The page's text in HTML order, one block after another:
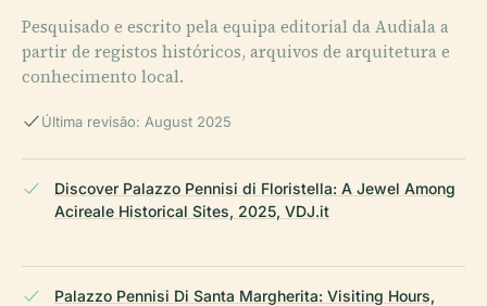
Pesquisado e escrito pela equipa editorial da Audiala a
partir de registos históricos, arquivos de arquitetura e
conhecimento local.
Última revisão: August 2025
Discover Palazzo Pennisi di Floristella: A Jewel Among
Acireale Historical Sites, 2025, VDJ.it
Palazzo Pennisi Di Santa Margherita: Visiting Hours,